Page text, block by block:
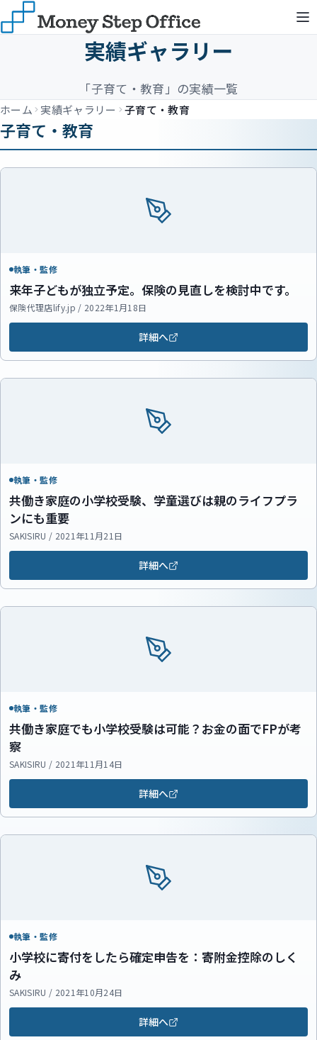
実績ギャラリー
「子育て・教育」の実績一覧
ホーム 実績ギャラリー 子育て・教育
子育て・教育
執筆・監修
来年子どもが独立予定。保険の見直しを検討中です。
保険代理店lify.jp / 2022年1月18日
詳細へ
執筆・監修
共働き家庭の小学校受験、学童選びは親のライフプラ
ンにも重要
SAKISIRU / 2021年11月21日
詳細へ
執筆・監修
共働き家庭でも小学校受験は可能？お金の面でFPが考
察
SAKISIRU / 2021年11月14日
詳細へ
執筆・監修
小学校に寄付をしたら確定申告を：寄附金控除のしく
み
SAKISIRU / 2021年10月24日
詳細へ